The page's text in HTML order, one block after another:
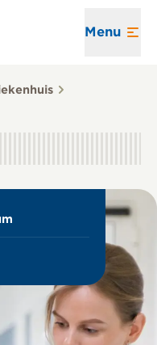
Menu